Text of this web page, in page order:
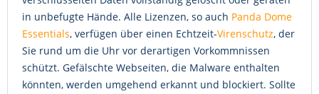
in unbefugte Hände. Alle Lizenzen, so auch Panda Dome
Essentials, verfügen über einen Echtzeit-Virenschutz, der
Sie rund um die Uhr vor derartigen Vorkommnissen
schützt. Gefälschte Webseiten, die Malware enthalten
könnten, werden umgehend erkannt und blockiert. Sollte